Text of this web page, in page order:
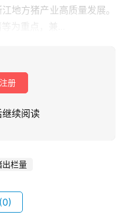
地方猪产业高质量发展。
为重点，兼...
注册
续阅读
出栏量
(0)